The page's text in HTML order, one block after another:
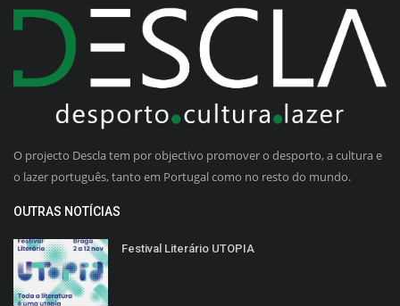
O projecto Descla tem por objectivo promover o desporto, a cultura e
o lazer português, tanto em Portugal como no resto do mundo.
OUTRAS NOTÍCIAS
Festival Literário UTOPIA